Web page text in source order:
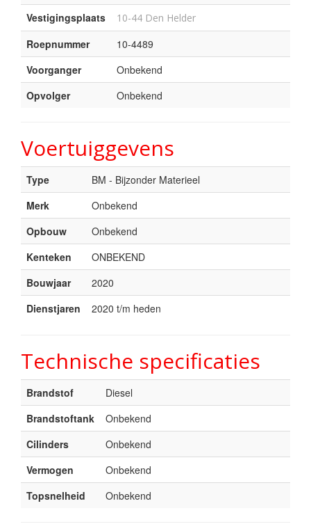
Vestigingsplaats 10-44 Den Helder
Roepnummer
10-4489
Voorganger
Onbekend
Opvolger
Onbekend
Voertuiggevens
Type
BM - Bijzonder Materieel
Merk
Onbekend
Opbouw
Onbekend
Kenteken
ONBEKEND
Bouwjaar
2020
Dienstjaren
2020 t/m heden
Technische specificaties
Brandstof
Diesel
Brandstoftank
Onbekend
Cilinders
Onbekend
Vermogen
Onbekend
Topsnelheid
Onbekend